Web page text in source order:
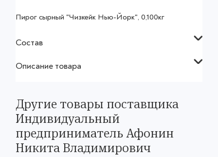
Пирог сырный "Чизкейк Нью-Йорк", 0,100кг
Состав
Описание товара
Другие товары поставщика
Индивидуальный
предприниматель Афонин
Никита Владимирович